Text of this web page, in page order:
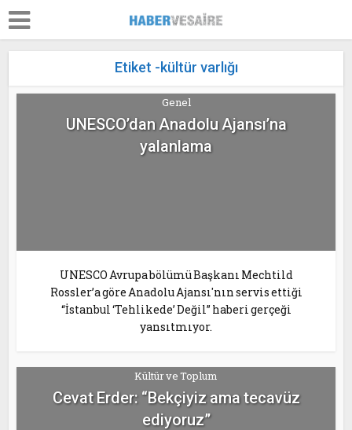
Etiket -kültür varlığı
Genel
UNESCO’dan Anadolu Ajansı’na
yalanlama
UNESCO Avrupa bölümü Başkanı Mechtild
Rossler’a göre Anadolu Ajansı'nın servis ettiği
“İstanbul ‘Tehlikede’ Değil” haberi gerçeği
yansıtmıyor.
Kültür ve Toplum
Cevat Erder: “Bekçiyiz ama tecavüz
ediyoruz”